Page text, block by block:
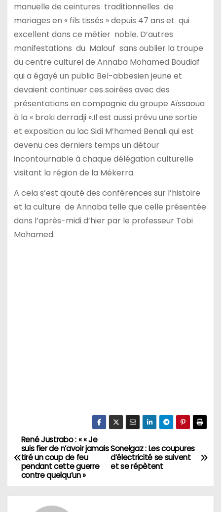
manuelle de ceintures traditionnelles de
mariages en « fils tissés » depuis 47 ans et qui
excellent dans ce métier noble. D’autres
manifestations du Malouf sans oublier la troupe
du centre culturel de Annaba Mohamed Boudiaf
qui a égayé un public Bel-abbesien jeune et
devaient continuer ces soirées avec des
présentations en compagnie du groupe Aïssaoua
à la « broki derradji ».Il est aussi prévu une sortie
et exposition au lac Sidi M’hamed Benali qui est
devenu ces derniers temps un détour
incontournable à chaque délégation culturelle
visitant la région de la Mékerra.
A cela s’est ajouté des conférences sur l’histoire
et la culture de Annaba telle que celle présentée
dans l’après-midi d’hier par le professeur Tobi
Mohamed.
N
a
Sonelgaz : Les coupures
d’électricité se suivent
et se répètent
René Justrabo : « « Je
suis fier de n’avoir jamais
tiré un coup de feu
pendant cette guerre
contre quelqu’un »